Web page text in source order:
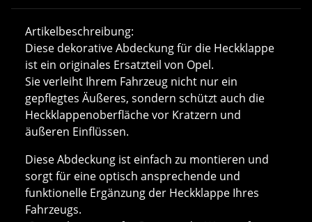
Artikelbeschreibung:
Diese dekorative Abdeckung für die Heckklappe
ist ein originales Ersatzteil von Opel.
Sie verleiht Ihrem Fahrzeug nicht nur ein
gepflegtes Äußeres, sondern schützt auch die
Heckklappenoberfläche vor Kratzern und
äußeren Einflüssen.
Diese Abdeckung ist einfach zu montieren und
sorgt für eine optisch ansprechende und
funktionelle Ergänzung der Heckklappe Ihres
Fahrzeugs.